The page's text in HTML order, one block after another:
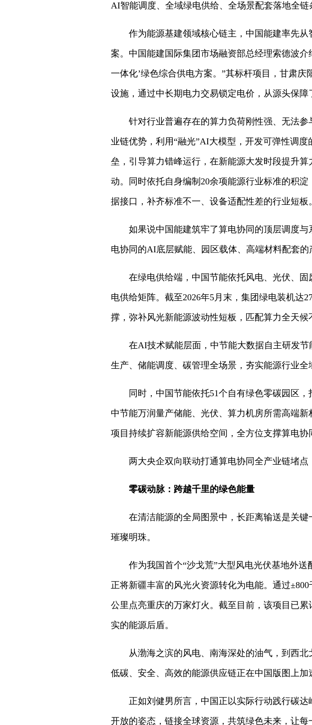
AI智能调度、全域绿电供给、全场景配套落地全链
作为能源基建领域核心链主，中国能建率先
案。中国能建国际集团市场融资部总经理索德波
一体化’绿色综合供电方案。”其标杆项目，甘肃
设施，通过中长期电力交易锁定电价，从源头保障
针对行业普遍存在的算力负荷刚性强、无法
业链优势，利用“融光”AI大模型，开发可弹性调
垒，引导算力错峰运行，在新能源大发时段提升
动。同时依托自身编制20余项能源行业标准的积
据接口，补齐标准不一、设备适配性差的行业短板。
如果说中国能建筑牢了算电协同的顶层调度
电协同的AI底层赋能、园区载体、高端材料配套的
在绿电供给端，中国节能依托风电、光伏、
电供给矩阵。截至2026年5月末，集团绿电装机达
撑，弥补风光新能源波动性短板，匹配算力全天候
在AI技术赋能层面，中节能大数据自主研发
生产、储能调度、碳管理全场景，夯实能源行业全
同时，中国节能依托51个自有绿色零碳园区
中节能万润量产储能、光伏、算力机房所需高端
项目持续扩容新能源供给空间，全方位支撑算电协
两大央企双向联动打通算电协同全产业链堵点
零碳动脉：跨越千里的绿色能量
在清洁能源的全局图景中，长距离输送是关
璀璨明珠。
作为我国首个“沙戈荒”大型风电光伏基地外
正将新疆丰富的风光火资源转化为电能。通过
公里点亮重庆的万家灯火。截至目前，该项目已
实的能源后盾。
从渤海之滨的风电、南海深处的油气，到西北
低碳、安全、高效的能源供应链正在中国版图上加
正如刘健男所言，中国正以实际行动践行碳
开放的姿态，链接全球资源，共筑绿色未来，让